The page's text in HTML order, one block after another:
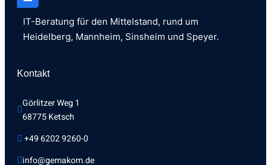
IT-Beratung für den Mittelstand, rund um
Heidelberg, Mannheim, Sinsheim und Speyer.
Kontakt
Görlitzer Weg 1
68775 Ketsch
+49 6202 9260-0
info@gemakom.de